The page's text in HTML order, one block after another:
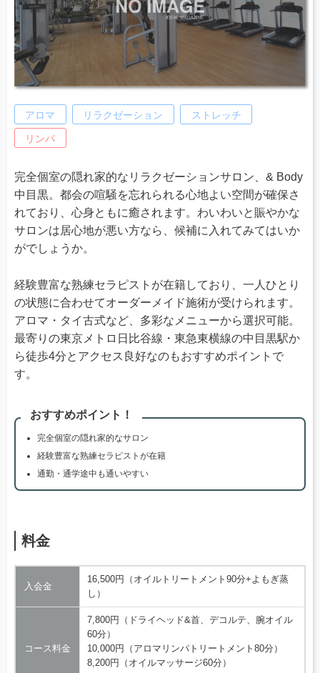
アロマ リラクゼーション ストレッチ
リンパ
完全個室の隠れ家的なリラクゼーションサロン、& Body
中目黒。都会の喧騒を忘れられる心地よい空間が確保さ
れており、心身ともに癒されます。わいわいと賑やかな
サロンは居心地が悪い方なら、候補に入れてみてはいか
がでしょうか。
経験豊富な熟練セラピストが在籍しており、一人ひとり
の状態に合わせてオーダーメイド施術が受けられます。
アロマ・タイ古式など、多彩なメニューから選択可能。
最寄りの東京メトロ日比谷線・東急東横線の中目黒駅か
ら徒歩4分とアクセス良好なのもおすすめポイントで
す。
おすすめポイント！
完全個室の隠れ家的なサロン
経験豊富な熟練セラピストが在籍
通勤・通学途中も通いやすい
料金
入会金
16,500円（オイルトリートメント90分+よもぎ蒸
し）
コース料金
7,800円（ドライヘッド&首、デコルテ、腕オイル
60分）
10,000円（アロマリンパトリートメント80分）
8,200円（オイルマッサージ60分）